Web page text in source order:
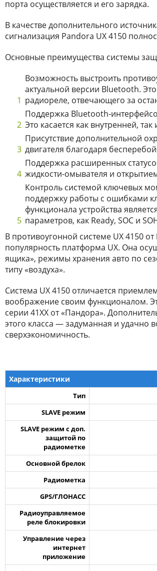
порта осуществляется и его зарядка.
В качестве дополнительного
сигнализация Pandora UX 4150
Основные преимущества системы
Возможность выстроить
актуальной версии Bluetooth.
радиореле, отвечающего за
Поддержка Bluetooth-
Это касается как внутренней,
Присутствие дополнительной
двигателя благодаря
Поддержка расширенных
жидкости-омывателя и
Контроль системой ключевых
поддержку работы с ошибками
функционала устройства
параметров, как Ready, SOC и
В противоугонной системе UX 4150
популярность платформа UX. Она
ящика», режимы хранения авто по
типу «воздуха».
Система UX 4150 отличается
воображение своим функционалом.
серии 41ХХ от «Пандора».
этого класса — задуманная и удачно
сверхэкономичность.
Характеристики
Тип
SLAVE режим
SLAVE режим с доп.
защитой по
радиометке
Основной брелок
Радиометка
GPS/ГЛОНАСС
Радиоуправляемое
реле блокировки
Управление через
интернет
приложение